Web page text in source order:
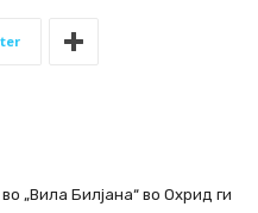
„Вила Билјана“ во Охрид ги